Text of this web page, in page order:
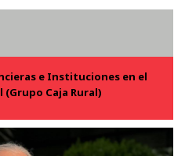
e Instituciones en el
Caja Rural)